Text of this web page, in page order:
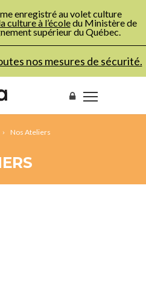
enregistré au volet culture
culture à l’écoledu Ministère de
supérieur du Québec.
nos mesures de sécurité.
Nos Ateliers